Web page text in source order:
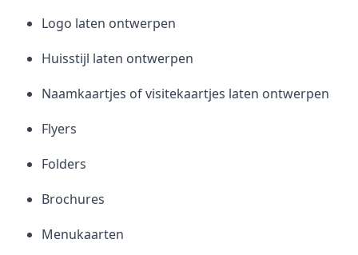
Logo laten ontwerpen
Huisstijl laten ontwerpen
Naamkaartjes of visitekaartjes laten ontwerpen
Flyers
Folders
Brochures
Menukaarten